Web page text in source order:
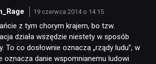
19 czerwca 2014 o 14:15
z tym chorym krajem, bo tzw.
działa wszędzie niestety w sposób
To co dosłownie oznacza „rządy ludu”, w
oznacza danie wspomnianemu ludowi